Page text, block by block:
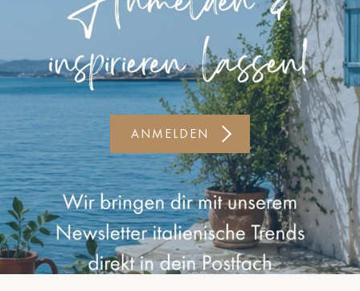
Leipzig
Lindau
Münster
Oldenburg
Potsdam
Rostock
ANMELDEN